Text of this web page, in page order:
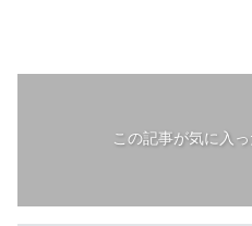
この記事が気に入